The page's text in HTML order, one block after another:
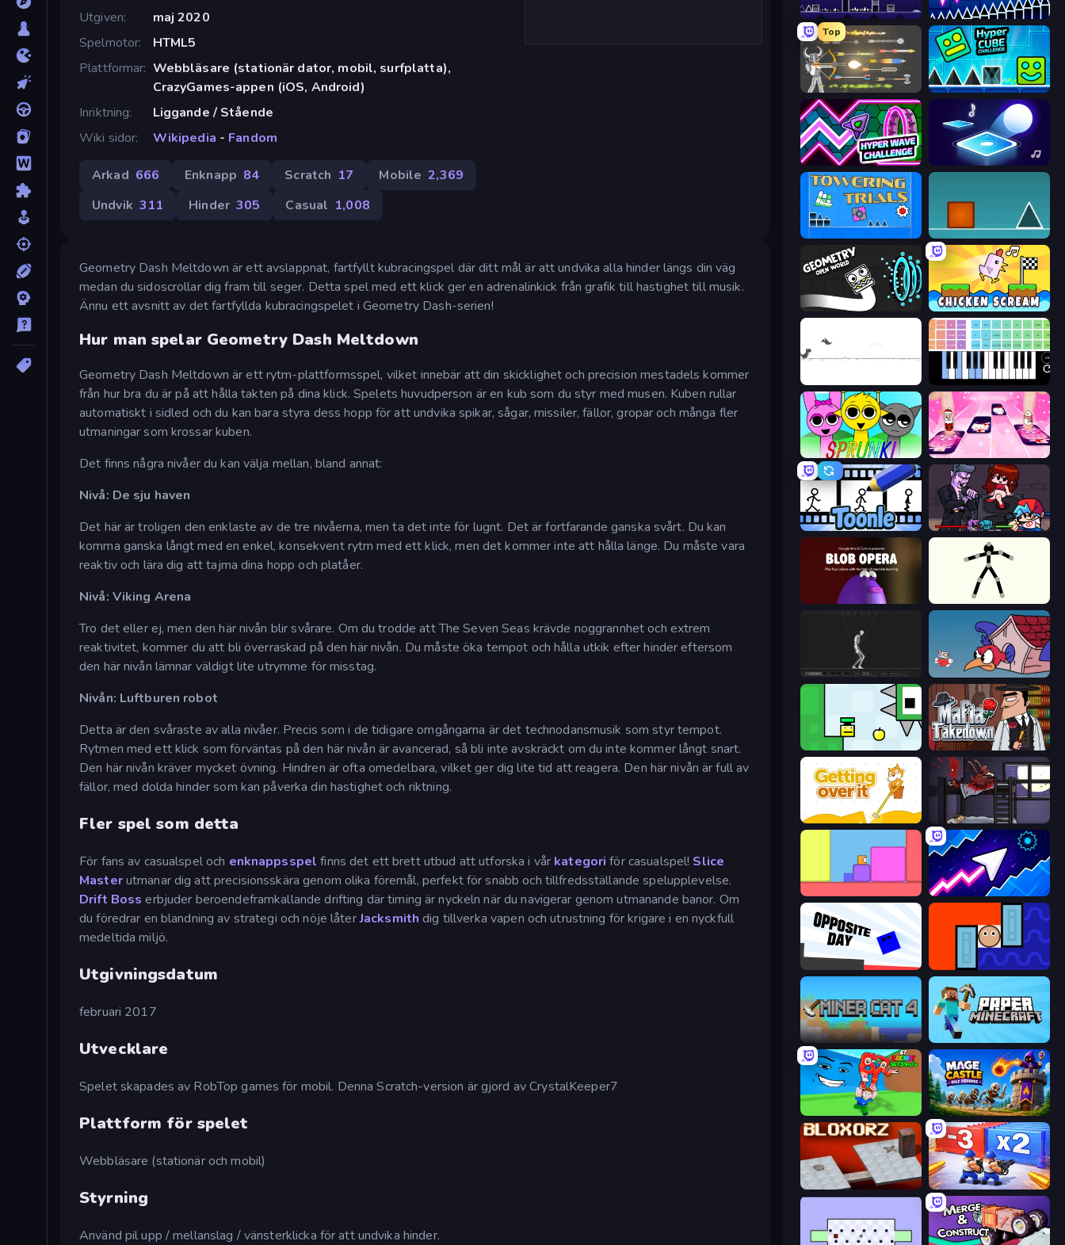
Utgiven
maj 2020
Spelmotor
HTML5
Plattformar Webbläsare (stationär dator, mobil, surfplatta),
CrazyGames-appen (iOS, Android)
Inriktning
Liggande / Stående
Wiki sidor
Wikipedia - Fandom
Arkad 666 Enknapp 84 Scratch 17 Mobile 2,369
Undvik 311 Hinder 305 Casual 1,008
Geometry Dash Meltdown är ett avslappnat, fartfyllt kubracingspel där ditt mål är att undvika alla hinder längs din väg
medan du sidoscrollar dig fram till seger. Detta spel med ett klick ger en adrenalinkick från grafik till hastighet till musik.
Ännu ett avsnitt av det fartfyllda kubracingspelet i Geometry Dash-serien!
Hur man spelar Geometry Dash Meltdown
Geometry Dash Meltdown är ett rytm-plattformsspel, vilket innebär att din skicklighet och precision mestadels kommer
från hur bra du är på att hålla takten på dina klick. Spelets huvudperson är en kub som du styr med musen. Kuben rullar
automatiskt i sidled och du kan bara styra dess hopp för att undvika spikar, sågar, missiler, fällor, gropar och många fler
utmaningar som krossar kuben.
Det finns några nivåer du kan välja mellan, bland annat:
Nivå: De sju haven
Det här är troligen den enklaste av de tre nivåerna, men ta det inte för lugnt. Det är fortfarande ganska svårt. Du kan
komma ganska långt med en enkel, konsekvent rytm med ett klick, men det kommer inte att hålla länge. Du måste vara
reaktiv och lära dig att tajma dina hopp och platåer.
Nivå: Viking Arena
Tro det eller ej, men den här nivån blir svårare. Om du trodde att The Seven Seas krävde noggrannhet och extrem
reaktivitet, kommer du att bli överraskad på den här nivån. Du måste öka tempot och hålla utkik efter hinder eftersom
den här nivån lämnar väldigt lite utrymme för misstag.
Nivån: Luftburen robot
Detta är den svåraste av alla nivåer. Precis som i de tidigare omgångarna är det technodansmusik som styr tempot.
Rytmen med ett klick som förväntas på den här nivån är avancerad, så bli inte avskräckt om du inte kommer långt snart.
Den här nivån kräver mycket övning. Hindren är ofta omedelbara, vilket ger dig lite tid att reagera. Den här nivån är full av
fällor, med dolda hinder som kan påverka din hastighet och riktning.
Fler spel som detta
För fans av casualspel och enknappsspel finns det ett brett utbud att utforska i vår kategori för casualspel! Slice
Masterutmanar dig att precisionsskära genom olika föremål, perfekt för snabb och tillfredsställande spelupplevelse.
Drift Boss erbjuder beroendeframkallande drifting där timing är nyckeln när du navigerar genom utmanande banor. Om
du föredrar en blandning av strategi och nöje låterJacksmith dig tillverka vapen och utrustning för krigare i en nyckfull
medeltida miljö.
Utgivningsdatum
februari 2017
Utvecklare
Spelet skapades av RobTop games för mobil. Denna Scratch-version är gjord av CrystalKeeper7
Plattform för spelet
Webbläsare (stationär och mobil)
Styrning
Använd pil upp / mellanslag / vänsterklicka för att undvika hinder.
Geometry Game Wave Dash: Geometry Arrow
Top
Ragdoll Archers Hyper Cube Challenge
Hyper Wave Challenge Tile Jumper 3D
Geometry: Open World Chicken Scream
Virtual Online Piano
Sprunki
Toonle Friday Night Funkin'
Blob Opera Stick Animator
Skeleton Simulator Cuphead
Mafia Takedown
Getting Over It The Visitor
Space Waves
Opposite Day Lava and Aqua
Miner Cat 4 Paper Minecraft
Mage Castle Idle Defense
Bloxorz Battle Brigade